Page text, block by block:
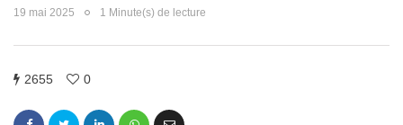
19 mai 2025 1 Minute(s) de lecture
2655 0